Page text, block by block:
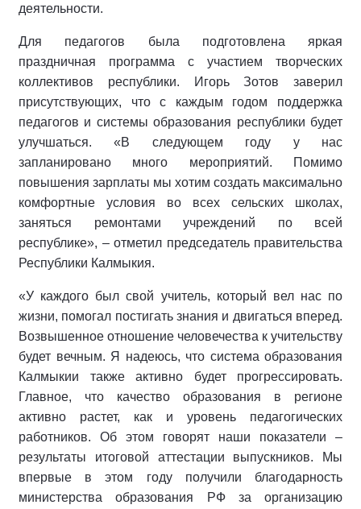
деятельности.
Для педагогов была подготовлена яркая
праздничная программа с участием творческих
коллективов республики. Игорь Зотов заверил
присутствующих, что с каждым годом поддержка
педагогов и системы образования республики будет
улучшаться. «В следующем году у нас
запланировано много мероприятий. Помимо
повышения зарплаты мы хотим создать максимально
комфортные условия во всех сельских школах,
заняться ремонтами учреждений по всей
республике», – отметил председатель правительства
Республики Калмыкия.
«У каждого был свой учитель, который вел нас по
жизни, помогал постигать знания и двигаться вперед.
Возвышенное отношение человечества к учительству
будет вечным. Я надеюсь, что система образования
Калмыкии также активно будет прогрессировать.
Главное, что качество образования в регионе
активно растет, как и уровень педагогических
работников. Об этом говорят наши показатели –
результаты итоговой аттестации выпускников. Мы
впервые в этом году получили благодарность
министерства образования РФ за организацию